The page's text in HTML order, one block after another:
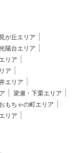
が丘エリア
陽台エリア
リア
ア
エリア
簗瀬・下栗エリア
もちゃの町エリア
リア